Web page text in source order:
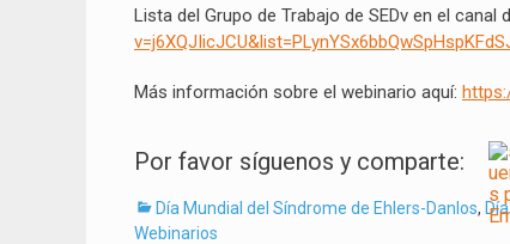
Lista del Grupo de Trabajo de SEDv en el canal
Más información sobre el webinario aquí:
Por favor síguenos y comparte:
Categorías
Día Mundial del Síndrome de Ehlers-Danlos,
Webinarios